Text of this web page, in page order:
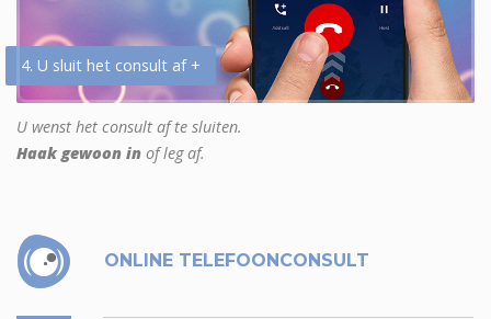
4. U sluit het consult af +
U wenst het consult af te sluiten.
Haak gewoon in of leg af.
ONLINE TELEFOONCONSULT